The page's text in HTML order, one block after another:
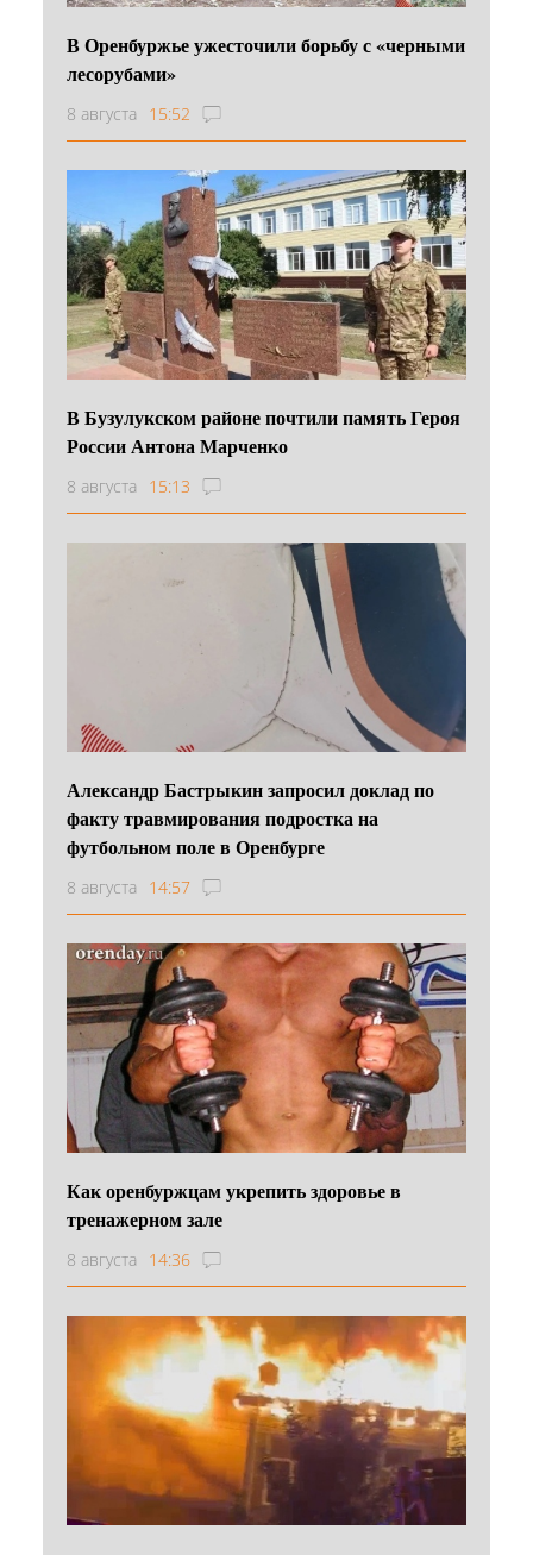
В Оренбуржье ужесточили борьбу с «черными
лесорубами»
8 августа 15:52
В Бузулукском районе почтили память Героя
России Антона Марченко
8 августа 15:13
Александр Бастрыкин запросил доклад по
факту травмирования подростка на
футбольном поле в Оренбурге
8 августа 14:57
Как оренбуржцам укрепить здоровье в
тренажерном зале
8 августа 14:36